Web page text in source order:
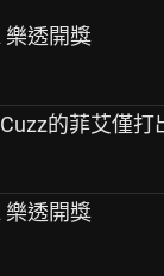
樂透開獎
的菲艾僅打
樂透開獎